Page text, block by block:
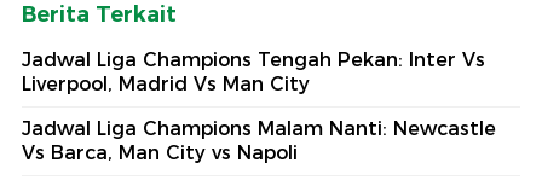
Berita Terkait
Jadwal Liga Champions Tengah Pekan: Inter Vs
Liverpool, Madrid Vs Man City
Jadwal Liga Champions Malam Nanti: Newcastle
Vs Barca, Man City vs Napoli